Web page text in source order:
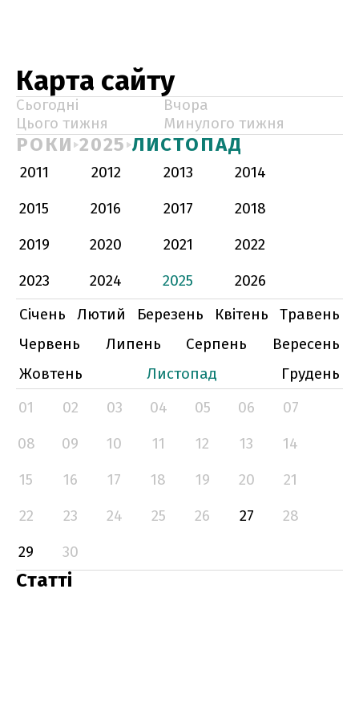
Карта сайту
Сьогодні
Вчора
Цього тижня
Минулого тижня
РОКИ 2025 ЛИСТОПАД
2011 2012 2013
2014
2015
2016 2017
2018
2019
2020 2021
2022
2023
2024 2025
2026
Січень
Лютий Березень Квітень
Травень
Червень
Липень Серпень
Вересень
Жовтень
Листопад
Грудень
01
02 03 04 05 06
07
08
09 10 11 12 13
14
15
16 17 18 19 20
21
22
23 24 25 26 27
28
29
30
Статті